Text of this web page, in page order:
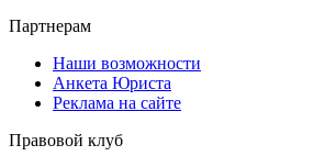
Партнерам
Наши возможности
Анкета Юриста
Реклама на сайте
Правовой клуб